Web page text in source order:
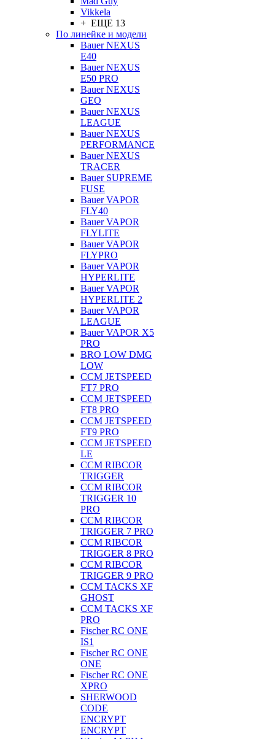
Vikkela
+ ЕЩЕ 13
По линейке и модели
Bauer NEXUS
E40
Bauer NEXUS
E50 PRO
Bauer NEXUS
GEO
Bauer NEXUS
LEAGUE
Bauer NEXUS
PERFORMANCE
Bauer NEXUS
TRACER
Bauer SUPREME
FUSE
Bauer VAPOR
FLY40
Bauer VAPOR
FLYLITE
Bauer VAPOR
FLYPRO
Bauer VAPOR
HYPERLITE
Bauer VAPOR
HYPERLITE 2
Bauer VAPOR
LEAGUE
Bauer VAPOR X5
PRO
BRO LOW DMG
LOW
CCM JETSPEED
FT7 PRO
CCM JETSPEED
FT8 PRO
CCM JETSPEED
FT9 PRO
CCM JETSPEED
LE
CCM RIBCOR
TRIGGER
CCM RIBCOR
TRIGGER 10
PRO
CCM RIBCOR
TRIGGER 7 PRO
CCM RIBCOR
TRIGGER 8 PRO
CCM RIBCOR
TRIGGER 9 PRO
CCM TACKS XF
GHOST
CCM TACKS XF
PRO
Fischer RC ONE
IS1
Fischer RC ONE
ONE
Fischer RC ONE
XPRO
SHERWOOD
CODE
ENCRYPT
ENCRYPT